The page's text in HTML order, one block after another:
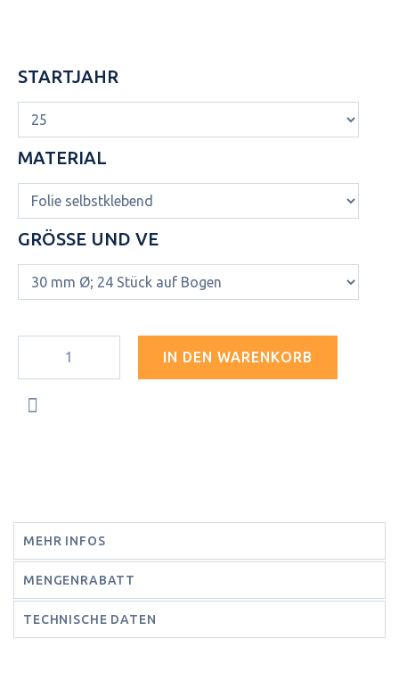
STARTJAHR
MATERIAL
GRÖSSE UND VE
IN DEN WARENKORB
MEHR INFOS
MENGENRABATT
TECHNISCHE DATEN